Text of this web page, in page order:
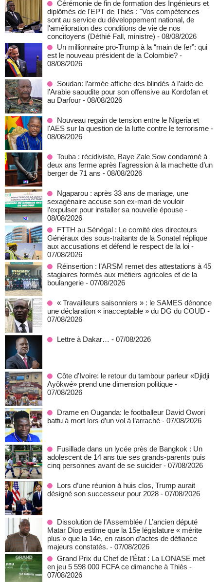
Cérémonie de fin de formation des Ingénieurs et
diplômés de l'EPT de Thiès : "Vos compétences
sont au service du développement national, de
l'amélioration des conditions de vie de nos
concitoyens (Déthié Fall, ministre) - 08/08/2026
Un millionnaire pro-Trump à la “main de fer”: qui
est le nouveau président de la Colombie? -
08/08/2026
Soudan: l’armée affiche des blindés à l’aide de
l’Arabie saoudite pour son offensive au Kordofan et
au Darfour - 08/08/2026
Nouveau regain de tension entre le Nigeria et
l'AES sur la question de la lutte contre le terrorisme -
08/08/2026
Touba : récidiviste, Baye Zale Sow condamné à
deux ans ferme après l’agression à la machette d’un
berger de 71 ans - 08/08/2026
Ngaparou : après 33 ans de mariage, une
sexagénaire accuse son ex-mari de vouloir
l’expulser pour installer sa nouvelle épouse -
08/08/2026
FTTH au Sénégal : Le comité des directeurs
Généraux des sous-traitants de la Sonatel réplique
aux accusations et défend le respect de la loi -
07/08/2026
Réinsertion : l’ARSM remet des attestations à 45
stagiaires formés aux métiers agricoles et de la
boulangerie - 07/08/2026
« Travailleurs saisonniers » : le SAMES dénonce
une déclaration « inacceptable » du DG du COUD -
07/08/2026
Lettre à Dakar… - 07/08/2026
Côte d'Ivoire: le retour du tambour parleur «Djidji
Ayôkwé» prend une dimension politique -
07/08/2026
Drame en Ouganda: le footballeur David Owori
battu à mort lors d’un vol à l’arraché - 07/08/2026
Fusillade dans un lycée près de Bangkok : Un
adolescent de 14 ans tue ses grands-parents puis
cinq personnes avant de se suicider - 07/08/2026
Lors d’une réunion à huis clos, Trump aurait
désigné son successeur pour 2028 - 07/08/2026
Dissolution de l’Assemblée / L’ancien député
Matar Diop estime que la 15e législature « mérite
plus » que la 14e, en raison d’actes de défiance
majeurs constatés. - 07/08/2026
Grand Prix du Chef de l’État : La LONASE met
en jeu 5 598 000 FCFA ce dimanche à Thiès -
07/08/2026